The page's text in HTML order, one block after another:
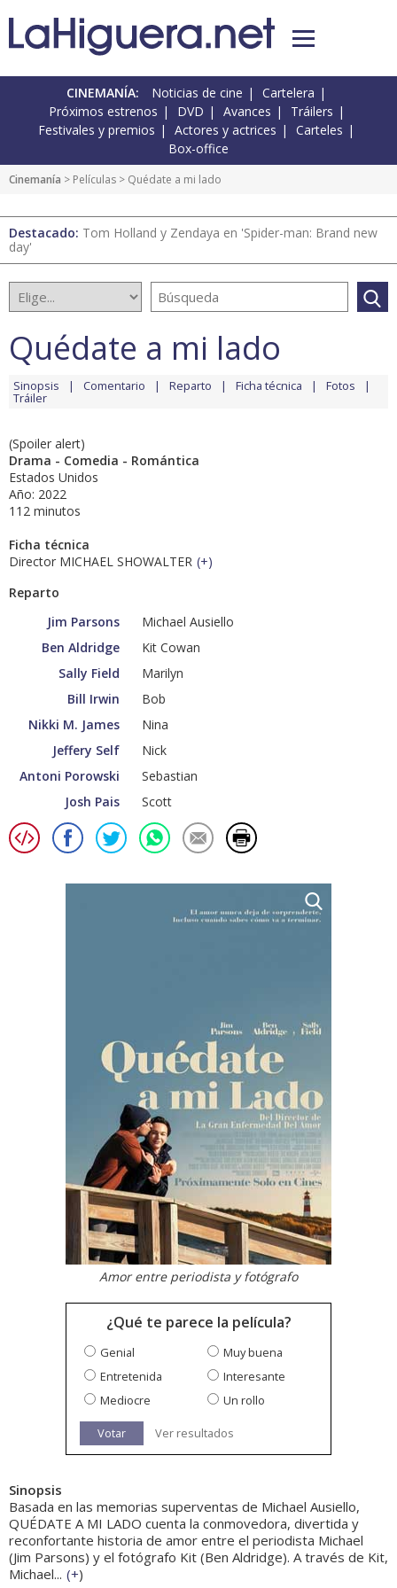
CINEMANÍA: Noticias de cine
Cartelera
Próximos estrenos
DVD Avances
Tráilers
Festivales y premios
Actores y actrices
Carteles
Box-office
Cinemanía > Películas > Quédate a mi lado
Destacado: Tom Holland y Zendaya en 'Spider-man: Brand new
day'
Quédate a mi lado
Sinopsis Comentario Reparto Ficha técnica Fotos
Tráiler
(Spoiler alert)
Drama - Comedia - Romántica
Estados Unidos
Año: 2022
112 minutos
Ficha técnica
Director MICHAEL SHOWALTER (+)
Reparto
Jim Parsons
Michael Ausiello
Ben Aldridge
Kit Cowan
Sally Field
Marilyn
Bill Irwin
Bob
Nikki M. James
Nina
Jeffery Self
Nick
Antoni Porowski
Sebastian
Josh Pais
Scott
Amor entre periodista y fotógrafo
¿Qué te parece la película?
Genial
Muy buena
Entretenida
Interesante
Mediocre
Un rollo
Votar Ver resultados
Sinopsis
Basada en las memorias superventas de Michael Ausiello,
QUÉDATE A MI LADO cuenta la conmovedora, divertida y
reconfortante historia de amor entre el periodista Michael
(Jim Parsons) y el fotógrafo Kit (Ben Aldridge). A través de Kit,
Michael... (+)